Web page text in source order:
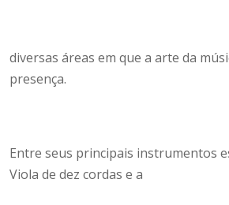
diversas áreas em que a arte da
presença.
Entre seus principais instrumentos
Viola de dez cordas e a